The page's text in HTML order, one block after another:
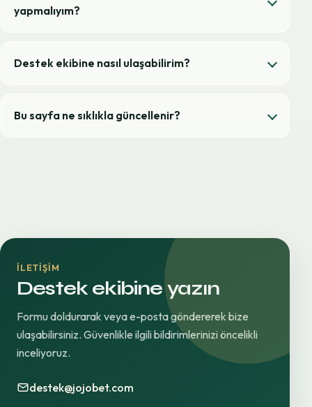
yapmalıyım?
Destek ekibine nasıl ulaşabilirim?
Bu sayfa ne sıklıkla güncellenir?
İLETIŞIM
Destek ekibine yazın
Formu doldurarak veya e-posta göndererek bize
ulaşabilirsiniz. Güvenlikle ilgili bildirimlerinizi öncelikli
inceliyoruz.
destek@jojobet.com